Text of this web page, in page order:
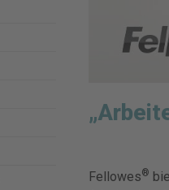
Fellowes®